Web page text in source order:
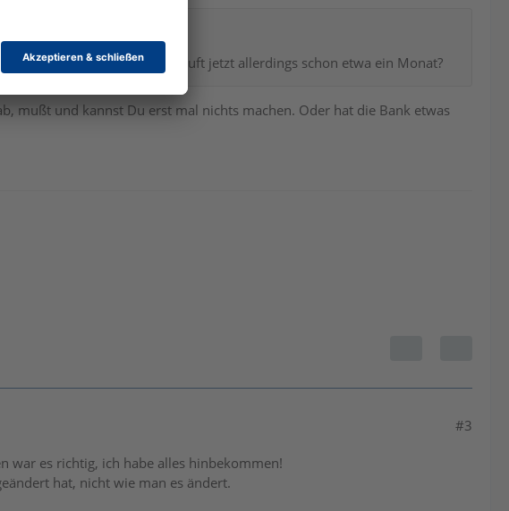
Bank besteht, das ganze läuft jetzt allerdings schon etwa ein Monat?
mußt und kannst Du erst mal nichts machen. Oder hat die Bank etwas
#3
war es richtig, ich habe alles hinbekommen!
hat, nicht wie man es ändert.